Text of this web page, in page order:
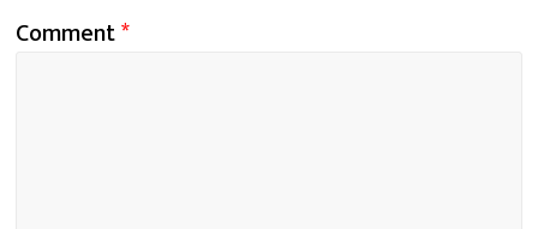
Comment*